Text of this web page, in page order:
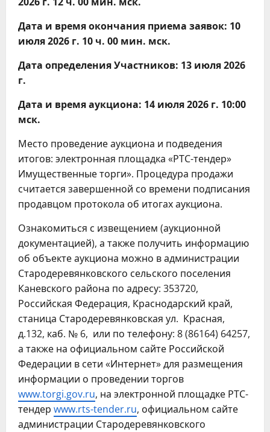
Дата и время окончания приема заявок: 10
июля 2026 г. 10 ч. 00 мин. мск.
Дата определения Участников: 13 июля 2026
г.
Дата и время аукциона: 14 июля 2026 г. 10:00
мск.
Место проведение аукциона и подведения
итогов: электронная площадка «РТС-тендер»
Имущественные торги». Процедура продажи
считается завершенной со времени подписания
продавцом протокола об итогах аукциона.
Ознакомиться с извещением (аукционной
документацией), а также получить информацию
об объекте аукциона можно в администрации
Стародеревянковского сельского поселения
Каневского района по адресу: 353720,
Российская Федерация, Краснодарский край,
станица Стародеревянковская ул. Красная,
д.132, каб. № 6, или по телефону: 8 (86164) 64257,
а также на официальном сайте Российской
Федерации в сети «Интернет» для размещения
информации о проведении торгов
www.torgi.gov.ru, на электронной площадке РТС-
тендер www.rts-tender.ru, официальном сайте
администрации Стародеревянковского